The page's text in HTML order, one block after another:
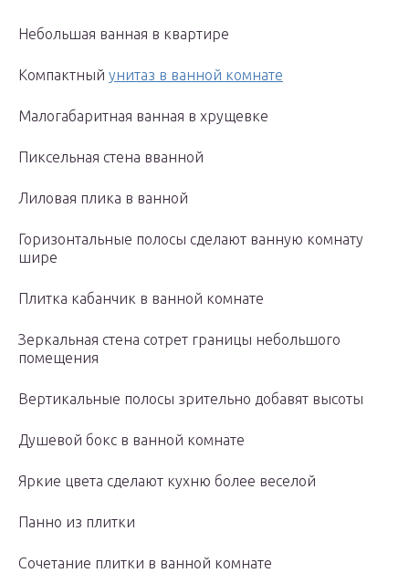
Небольшая ванная в квартире
Компактный унитаз в ванной комнате
Малогабаритная ванная в хрущевке
Пиксельная стена вванной
Лиловая плика в ванной
Горизонтальные полосы сделают ванную комнату
шире
Плитка кабанчик в ванной комнате
Зеркальная стена сотрет границы небольшого
помещения
Вертикальные полосы зрительно добавят высоты
Душевой бокс в ванной комнате
Яркие цвета сделают кухню более веселой
Панно из плитки
Сочетание плитки в ванной комнате